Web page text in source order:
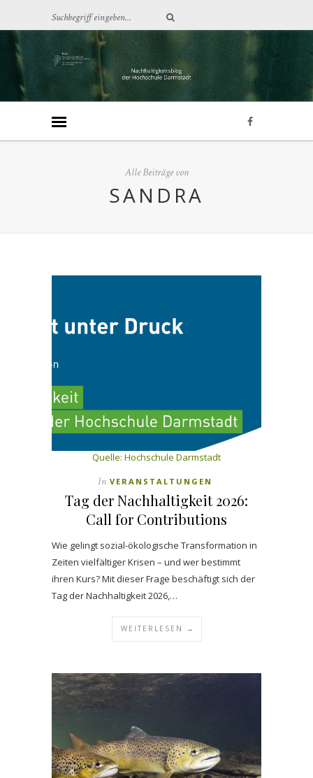
Alle Beiträge von
SANDRA
Quelle: Hochschule Darmstadt
In VERANSTALTUNGEN
Tag der Nachhaltigkeit 2026:
Call for Contributions
Wie gelingt sozial-ökologische Transformation in
Zeiten vielfältiger Krisen – und wer bestimmt
ihren Kurs? Mit dieser Frage beschäftigt sich der
Tag der Nachhaltigkeit 2026,…
WEITERLESEN →